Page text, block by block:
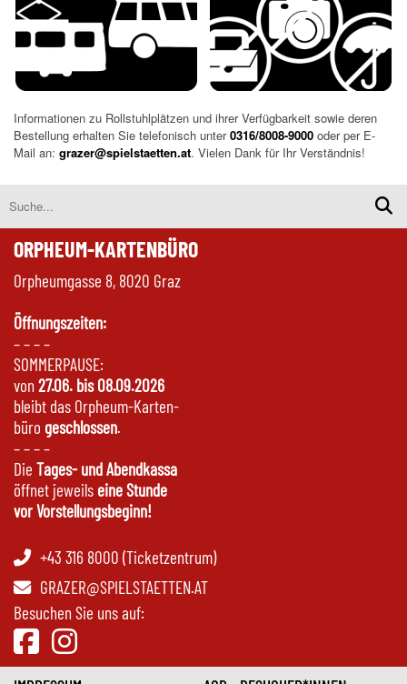
Informationen zu Rollstuhlplätzen und ihrer Verfügbarkeit sowie deren
Bestellung erhalten Sie telefonisch unter0316/8008-9000 oder per E-
Mail an: grazer@spielstaetten.at. Vielen Dank für Ihr Verständnis!
ORPHEUM-KARTENBÜRO
Orpheumgasse 8, 8020 Graz
Öffnungszeiten:
– – – –
SOMMERPAUSE:
von 27.06. bis 08.09.2026
bleibt das Orpheum-Karten-
büro geschlossen.
– – – –
Die Tages- und Abendkassa
öffnet jeweils eine Stunde
vor Vorstellungsbeginn!
+43 316 8000 (Ticketzentrum)
GRAZER@SPIELSTAETTEN.AT
Besuchen Sie uns auf: